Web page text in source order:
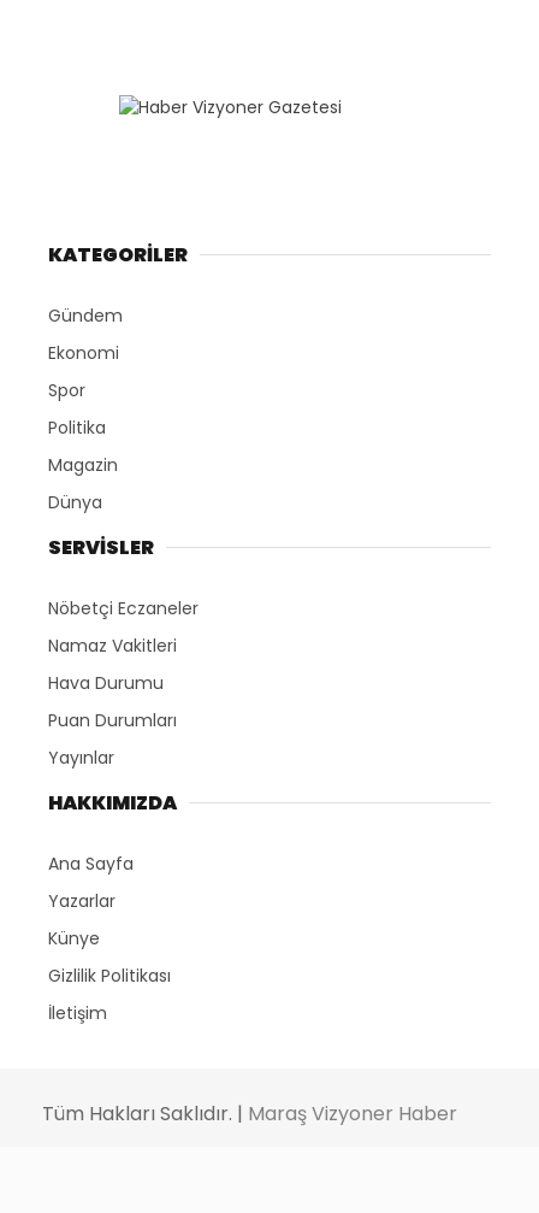
KATEGORİLER
Gündem
Ekonomi
Spor
Politika
Magazin
Dünya
SERVİSLER
Nöbetçi Eczaneler
Namaz Vakitleri
Hava Durumu
Puan Durumları
Yayınlar
HAKKIMIZDA
Ana Sayfa
Yazarlar
Künye
Gizlilik Politikası
İletişim
Tüm Hakları Saklıdır. | Maraş Vizyoner Haber